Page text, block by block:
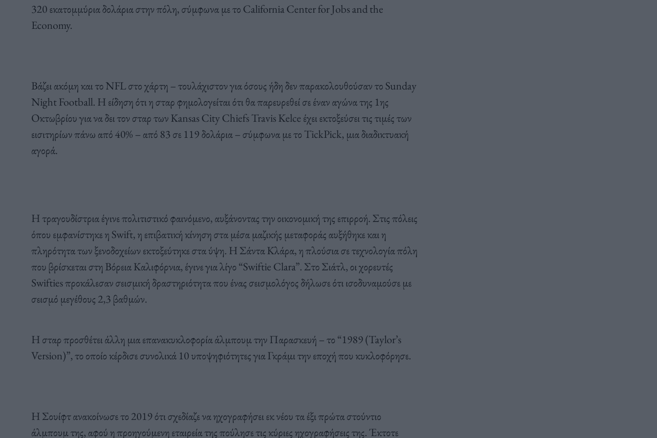
320 εκατομμύρια δολάρια στην πόλη, σύμφωνα με το California Center for Jobs and the
Economy.
Βάζει ακόμη και το NFL στο χάρτη – τουλάχιστον για όσους ήδη δεν παρακολουθούσαν το Sunday
Night Football. Η είδηση ότι η σταρ φημολογείται ότι θα παρευρεθεί σε έναν αγώνα της 1ης
Οκτωβρίου για να δει τον σταρ των Kansas City Chiefs Travis Kelce έχει εκτοξεύσει τις τιμές των
εισιτηρίων πάνω από 40% – από 83 σε 119 δολάρια – σύμφωνα με το TickPick, μια διαδικτυακή
αγορά.
Η τραγουδίστρια έγινε πολιτιστικό φαινόμενο, αυξάνοντας την οικονομική της επιρροή. Στις πόλεις
όπου εμφανίστηκε η Swift, η επιβατική κίνηση στα μέσα μαζικής μεταφοράς αυξήθηκε και η
πληρότητα των ξενοδοχείων εκτοξεύτηκε στα ύψη. Η Σάντα Κλάρα, η πλούσια σε τεχνολογία πόλη
που βρίσκεται στη Βόρεια Καλιφόρνια, έγινε για λίγο “Swiftie Clara”. Στο Σιάτλ, οι χορευτές
Swifties προκάλεσαν σεισμική δραστηριότητα που ένας σεισμολόγος δήλωσε ότι ισοδυναμούσε με
σεισμό μεγέθους 2,3 βαθμών.
Η σταρ προσθέτει άλλη μια επανακυκλοφορία άλμπουμ την Παρασκευή – το “1989 (Taylor’s
Version)”, το οποίο κέρδισε συνολικά 10 υποψηφιότητες για Γκράμι την εποχή που κυκλοφόρησε.
Η Σουίφτ ανακοίνωσε το 2019 ότι σχεδίαζε να ηχογραφήσει εκ νέου τα έξι πρώτα στούντιο
άλμπουμ της, αφού η προηγούμενη εταιρεία της πούλησε τις κύριες ηχογραφήσεις της. Έκτοτε